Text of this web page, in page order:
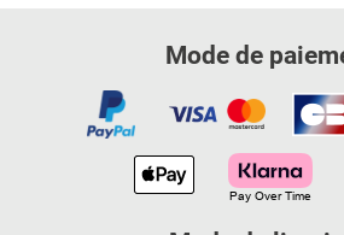
Mode de